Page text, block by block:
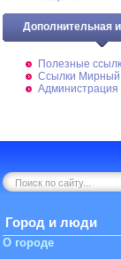
Дополнительная
Полезные
Ссылки Мирный
Администрация
Город и люди
О городе